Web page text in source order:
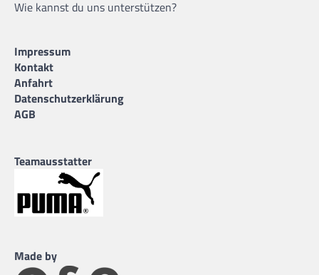
Wie kannst du uns unterstützen?
Impressum
Kontakt
Anfahrt
Datenschutzerklärung
AGB
Teamausstatter
Made by